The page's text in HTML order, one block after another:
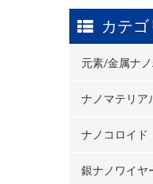
カテゴ
元素/金属ナ
ナノマテリア
ナノコロイド
銀ナノワイヤ